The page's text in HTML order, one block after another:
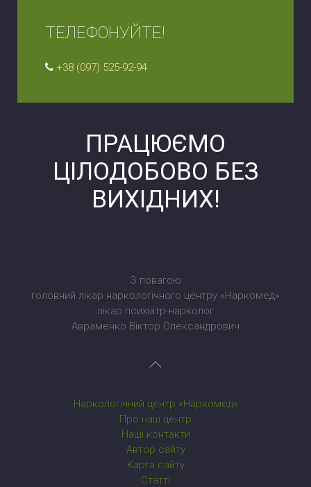
ТЕЛЕФОНУЙТЕ!
+38 (097) 525-92-94
ПРАЦЮЄМО
ЦІЛОДОБОВО БЕЗ
ВИХІДНИХ!
З повагою
головний лікар наркологічного центру «Наркомед»
лікар психіатр-нарколог
Авраменко Віктор Олександрович
Наркологічний центр «Наркомед»
Про наш центр
Наші контакти
Автор сайту
Карта сайту
Статті